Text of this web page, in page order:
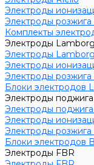
Электроды
Электроды розжига
Комплекты
Электроды
Электроды
Электроды
Электроды
Блоки электродов
Электроды
Электроды
Электроды
Электроды
Блоки электродов
Электроды FBR